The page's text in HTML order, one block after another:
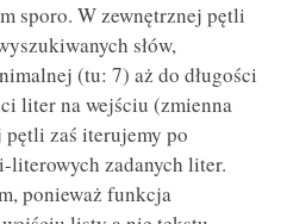
sporo. W zewnętrznej pętli
słów,
(tu: 7) aż do długości
liter na wejściu (zmienna
zaś iterujemy po
zadanych liter.
ponieważ funkcja